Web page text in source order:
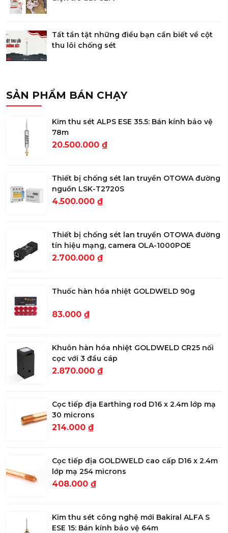
Tất tần tật những điều bạn cần biết về cột
thu lôi chống sét
SẢN PHẨM BÁN CHẠY
Kim thu sét ALPS ESE 35.5: Bán kính bảo vệ
78m
20.500.000 ₫
Thiết bị chống sét lan truyền OTOWA đường
nguồn LSK-T2720S
4.500.000 ₫
Thiết bị chống sét lan truyền OTOWA đường
tín hiệu mạng, camera OLA-1000POE
2.700.000 ₫
Thuốc hàn hóa nhiệt GOLDWELD 90g
83.000 ₫
Khuôn hàn hóa nhiệt GOLDWELD CR25 nối
cọc với 3 đầu cáp
2.870.000 ₫
Cọc tiếp địa Earthing rod D16 x 2.4m lớp mạ
30 microns
214.000 ₫
Cọc tiếp địa GOLDWELD cao cấp D16 x 2.4m
lớp mạ 254 microns
408.000 ₫
Kim thu sét công nghệ mới Bakiral ALFA S
ESE 15: Bán kính bảo vệ 64m